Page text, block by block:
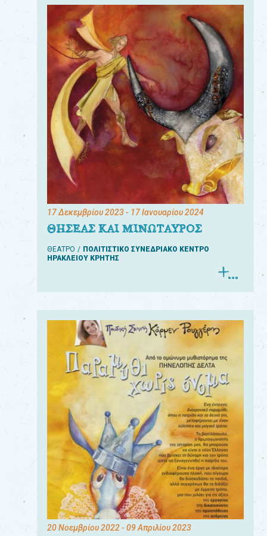
17 Δεκεμβρίου 2023- 17 Ιανουαρίου 2024
ΘΗΣΕΑΣ ΚΑΙ ΜΙΝΩΤΑΥΡΟΣ
ΘΕΑΤΡΟ
ΠΟΛΙΤΙΣΤΙΚΟ ΣΥΝΕΔΡΙΑΚΟ ΚΕΝΤΡΟ
ΗΡΑΚΛΕΙΟΥ ΚΡΗΤΗΣ
20 Νοεμβρίου 2022- 09 Απριλίου 2023